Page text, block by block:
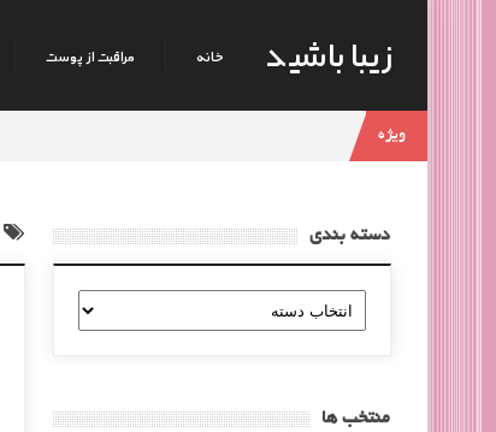
زیبا باشید خانه مراقبت از پوست
ویژه
دسته بندی
دسته
بندی
منتخب ها